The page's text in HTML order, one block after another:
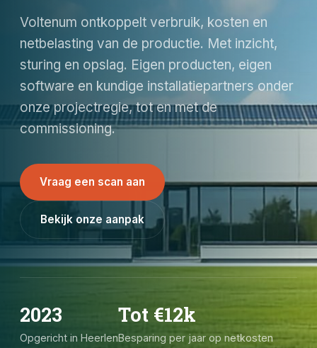
Voltenum ontkoppelt verbruik, kosten en
netbelasting van de productie. Met inzicht,
sturing en opslag. Eigen producten, eigen
software en kundige installatiepartners onder
onze projectregie, tot en met de
commissioning.
Vraag een scan aan
Bekijk onze aanpak
2023
Opgericht in Heerlen
Tot €12k
Besparing per jaar op netkosten